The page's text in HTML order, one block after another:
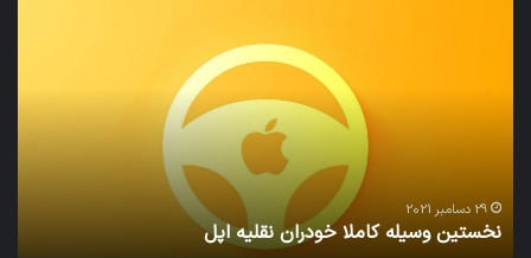
29 دسامبر 2021
نخستین وسیله کاملا خودران نقلیه اپل